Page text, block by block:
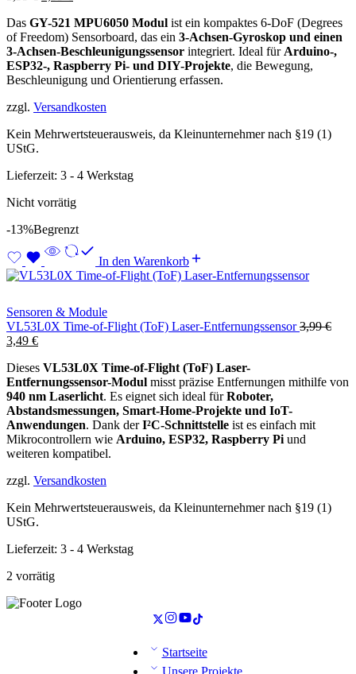
war:
5,99 €
ist:
3,99 €.
Das GY-521 MPU6050 Modul ist ein kompaktes 6-DoF (Degrees
of Freedom) Sensorboard, das ein 3-Achsen-Gyroskop und einen
3-Achsen-Beschleunigungssensor integriert. Ideal für Arduino-,
ESP32-, Raspberry Pi- und DIY-Projekte, die Bewegung,
Beschleunigung und Orientierung erfassen.
zzgl. Versandkosten
Kein Mehrwertsteuerausweis, da Kleinunternehmer nach §19 (1)
UStG.
Lieferzeit: 3 - 4 Werkstag
Nicht vorrätig
-13%Begrenzt
In den Warenkorb
Sensoren & Module
VL53L0X Time-of-Flight (ToF) Laser-Entfernungssensor3,99€
Ursprünglicher
war:
3,99 €
3,49 €Aktueller
ist:
3,49 €.
Dieses VL53L0X Time-of-Flight (ToF) Laser-
Entfernungssensor-Modul misst präzise Entfernungen mithilfe von
940 nm Laserlicht. Es eignet sich ideal fürRoboter,
Abstandsmessungen, Smart-Home-Projekte und IoT-
Anwendungen. Dank derI²C-Schnittstelle ist es einfach mit
Mikrocontrollern wie Arduino, ESP32, Raspberry Pi und
weiteren kompatibel.
zzgl. Versandkosten
Kein Mehrwertsteuerausweis, da Kleinunternehmer nach §19 (1)
UStG.
Lieferzeit: 3 - 4 Werkstag
2 vorrätig
Startseite
Unsere Projekte